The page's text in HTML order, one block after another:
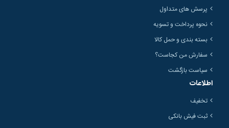
پرسش های متداول
نحوه پرداخت و تسویه
بسته بندی و حمل کالا
سفارش من کجاست؟
سیاست بازگشت
اطلاعات
تخفیف
ثبت فیش بانکی